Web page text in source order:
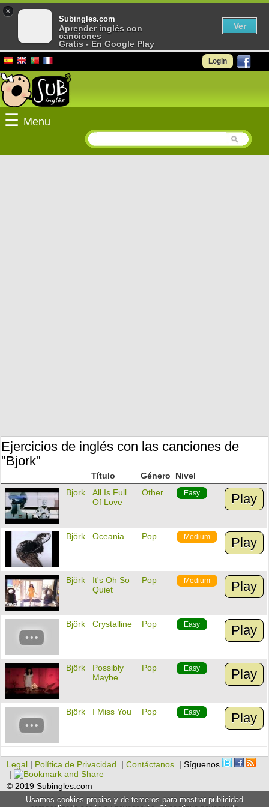
Login
☰ Menu
Ejercicios de inglés con las canciones de
"Bjork"
Título Género
Nivel
Bjork
All Is Full
Of Love
Other Easy Play
Björk Oceania Pop Medium Play
Björk
It's Oh So
Quiet
Pop Medium Play
Björk Crystalline Pop Easy Play
Björk
Possibly
Maybe
Pop Easy Play
Björk I Miss You Pop Easy Play
Legal | Política de Privacidad |Contáctanos | Síguenos
|
© 2019 Subingles.com
Usamos cookies propias y de terceros para mostrar publicidad
×
Subingles.com
Aprender inglés con
canciones
Gratis - En Google Play
Ver